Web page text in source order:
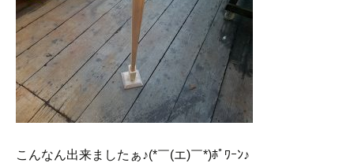
こんなん出来ましたぁ♪(*￣(エ)￣*)ﾎﾟﾜｰﾝ♪